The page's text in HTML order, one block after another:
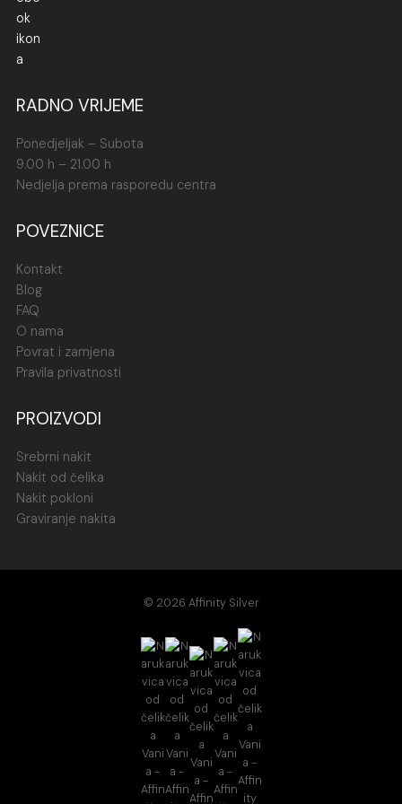
RADNO VRIJEME
Ponedjeljak – Subota
9.00 h – 21.00 h
Nedjelja prema rasporedu centra
POVEZNICE
Kontakt
Blog
FAQ
O nama
Povrat i zamjena
Pravila privatnosti
PROIZVODI
Srebrni nakit
Nakit od čelika
Nakit pokloni
Graviranje nakita
© 2026 Affinity Silver